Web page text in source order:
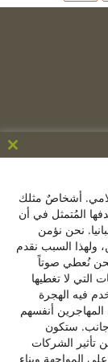
C/ de laأشخاصٌ مثلك
المُتمثل في أن
نحن نؤمن
ولهذا السبب نقدم
نُعطي صوتاً
التي لا تغطيها
فيه الهجرة
أنفسهم
ستكون
تأثير الشركات
المواجهة وبناء